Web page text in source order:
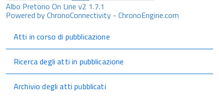
Albo Pretorio On Line v2 1.7.1
Powered by ChronoConnectivity - ChronoEngine.com
Atti in corso di pubblicazione
Ricerca degli atti in pubblicazione
Archivio degli atti pubblicati